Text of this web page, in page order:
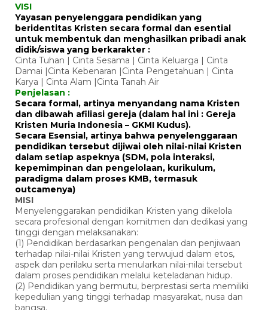
VISI
Yayasan penyelenggara pendidikan yang
beridentitas Kristen secara formal dan esential
untuk membentuk dan menghasilkan pribadi anak
didik/siswa yang berkarakter :
Cinta Tuhan | Cinta Sesama | Cinta Keluarga | Cinta
Damai |Cinta Kebenaran |Cinta Pengetahuan | Cinta
Karya | Cinta Alam |Cinta Tanah Air
Penjelasan :
Secara formal, artinya menyandang nama Kristen
dan dibawah afiliasi gereja (dalam hal ini : Gereja
Kristen Muria Indonesia – GKMI Kudus).
Secara Esensial, artinya bahwa penyelenggaraan
pendidikan tersebut dijiwai oleh nilai-nilai Kristen
dalam setiap aspeknya (SDM, pola interaksi,
kepemimpinan dan pengelolaan, kurikulum,
paradigma dalam proses KMB, termasuk
outcamenya)
MISI
Menyelenggarakan pendidikan Kristen yang dikelola
secara profesional dengan komitmen dan dedikasi yang
tinggi dengan melaksanakan:
(1) Pendidikan berdasarkan pengenalan dan penjiwaan
terhadap nilai-nilai Kristen yang terwujud dalam etos,
aspek dan perilaku serta menularkan nilai-nilai tersebut
dalam proses pendidikan melalui keteladanan hidup.
(2) Pendidikan yang bermutu, berprestasi serta memiliki
kepedulian yang tinggi terhadap masyarakat, nusa dan
bangsa.